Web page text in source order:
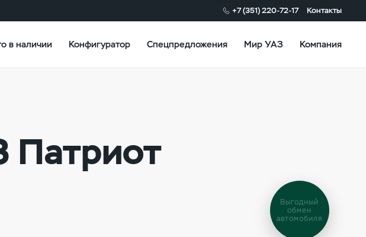
+7 (351) 220-72-17 Контакты
в наличии Конфигуратор Спецпредложения Мир УАЗ Компания
Патриот
Выгодный
обмен
автомобиля